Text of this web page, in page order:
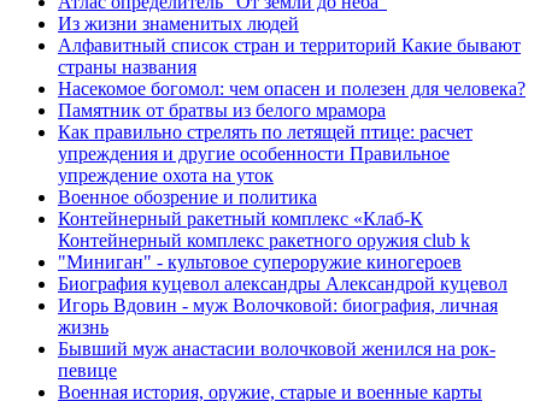
Из жизни знаменитых людей
Алфавитный список стран и территорий Какие бывают
страны названия
Насекомое богомол: чем опасен и полезен для человека?
Памятник от братвы из белого мрамора
Как правильно стрелять по летящей птице: расчет
упреждения и другие особенности Правильное
упреждение охота на уток
Военное обозрение и политика
Контейнерный ракетный комплекс «Клаб-К
Контейнерный комплекс ракетного оружия club k
"Миниган" - культовое супероружие киногероев
Биография куцевол александры Александрой куцевол
Игорь Вдовин - муж Волочковой: биография, личная
жизнь
Бывший муж анастасии волочковой женился на рок-
певице
Военная история, оружие, старые и военные карты